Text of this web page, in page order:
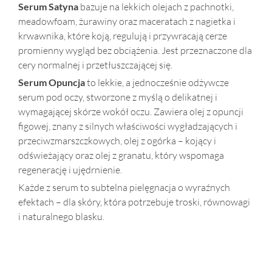
Serum Satyna bazuje na lekkich olejach z pachnotki,
meadowfoam, żurawiny oraz maceratach z nagietka i
krwawnika, które koją, regulują i przywracają cerze
promienny wygląd bez obciążenia. Jest przeznaczone dla
cery normalnej i przetłuszczającej się.
Serum Opuncjato lekkie, a jednocześnie odżywcze
serum pod oczy, stworzone z myślą o delikatnej i
wymagającej skórze wokół oczu. Zawiera olej z opuncji
figowej, znany z silnych właściwości wygładzających i
przeciwzmarszczkowych, olej z ogórka – kojący i
odświeżający oraz olej z granatu, który wspomaga
regenerację i ujędrnienie.
Każde z serum to subtelna pielęgnacja o wyraźnych
efektach – dla skóry, która potrzebuje troski, równowagi
i naturalnego blasku.